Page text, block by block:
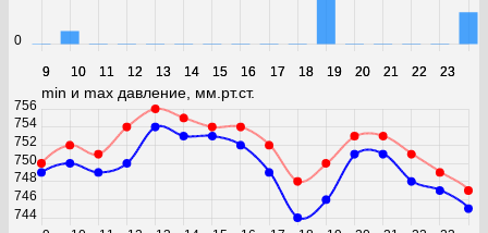
9 10 11 12 13 14 15 16 17 18 19 20 21 22 23
9 10 11 12 13 14 15 16 17 18 19 20 21 22 23
0
min и max давление, мм.рт.ст.
744
746
748
750
752
754
756